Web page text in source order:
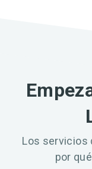
Los servicios
por